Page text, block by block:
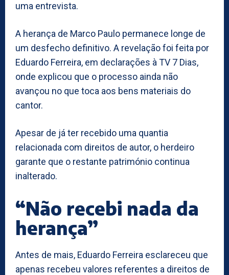
uma entrevista.
A herança de Marco Paulo permanece longe de
um desfecho definitivo. A revelação foi feita por
Eduardo Ferreira, em declarações à TV 7 Dias,
onde explicou que o processo ainda não
avançou no que toca aos bens materiais do
cantor.
Apesar de já ter recebido uma quantia
relacionada com direitos de autor, o herdeiro
garante que o restante património continua
inalterado.
“Não recebi nada da
herança”
Antes de mais, Eduardo Ferreira esclareceu que
apenas recebeu valores referentes a direitos de